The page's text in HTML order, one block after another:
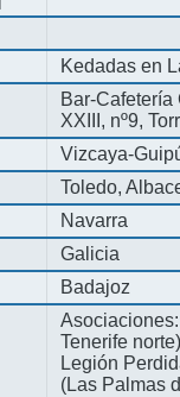
Kedadas en
Bar-
XXIII, nº9,
Vizcaya-
Toledo,
Navarra
Galicia
Badajoz
Tenerife
Legión
(Las Palmas